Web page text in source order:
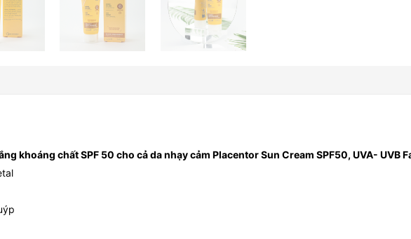
khoáng chất SPF 50 cho cả da nhạy cảm Placentor Sun Cream SPF50, UVA- UVB